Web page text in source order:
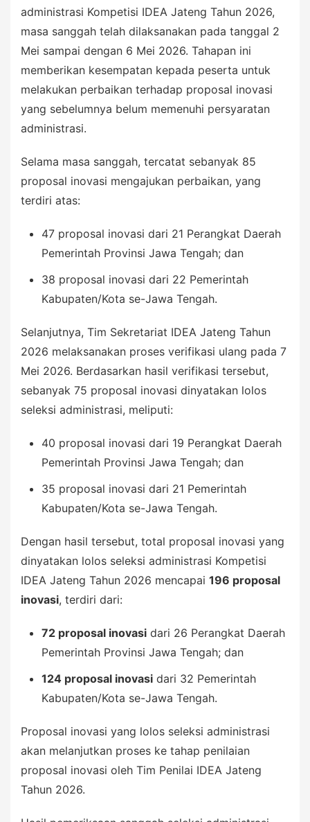
administrasi Kompetisi IDEA Jateng Tahun 2026,
masa sanggah telah dilaksanakan pada tanggal 2
Mei sampai dengan 6 Mei 2026. Tahapan ini
memberikan kesempatan kepada peserta untuk
melakukan perbaikan terhadap proposal inovasi
yang sebelumnya belum memenuhi persyaratan
administrasi.
Selama masa sanggah, tercatat sebanyak 85
proposal inovasi mengajukan perbaikan, yang
terdiri atas:
47 proposal inovasi dari 21 Perangkat Daerah
Pemerintah Provinsi Jawa Tengah; dan
38 proposal inovasi dari 22 Pemerintah
Kabupaten/Kota se-Jawa Tengah.
Selanjutnya, Tim Sekretariat IDEA Jateng Tahun
2026 melaksanakan proses verifikasi ulang pada 7
Mei 2026. Berdasarkan hasil verifikasi tersebut,
sebanyak 75 proposal inovasi dinyatakan lolos
seleksi administrasi, meliputi:
40 proposal inovasi dari 19 Perangkat Daerah
Pemerintah Provinsi Jawa Tengah; dan
35 proposal inovasi dari 21 Pemerintah
Kabupaten/Kota se-Jawa Tengah.
Dengan hasil tersebut, total proposal inovasi yang
dinyatakan lolos seleksi administrasi Kompetisi
IDEA Jateng Tahun 2026 mencapai 196 proposal
inovasi, terdiri dari:
72 proposal inovasi dari 26 Perangkat Daerah
Pemerintah Provinsi Jawa Tengah; dan
124 proposal inovasi dari 32 Pemerintah
Kabupaten/Kota se-Jawa Tengah.
Proposal inovasi yang lolos seleksi administrasi
akan melanjutkan proses ke tahap penilaian
proposal inovasi oleh Tim Penilai IDEA Jateng
Tahun 2026.